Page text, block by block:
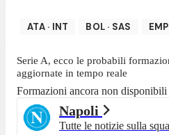
ATA· INT BOL · SAS EMP
Serie A, ecco le probabili
aggiornate in tempo reale
Formazioni ancora non disponibili
Napoli
Tutte le notizie sulla